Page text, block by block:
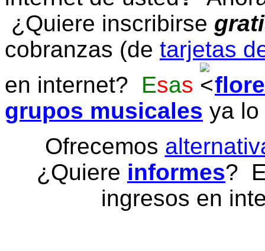
¿Quiere inscribirse
cobranzas (de tarjetas
en internet? Esas
grupos musicales ya
Ofrecemos
¿Quiere informes?
ingresos en